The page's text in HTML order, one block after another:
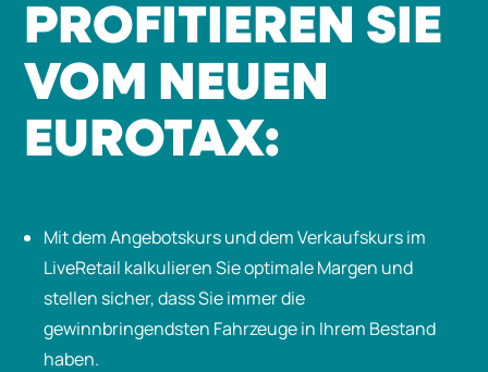
PROFITIEREN SIE
VOM NEUEN
EUROTAX:
Mit dem Angebotskurs und dem Verkaufskurs im
LiveRetail kalkulieren Sie optimale Margen und
stellen sicher, dass Sie immer die
gewinnbringendsten Fahrzeuge in Ihrem Bestand
haben.